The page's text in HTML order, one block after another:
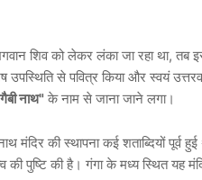
शिव को लेकर लंका जा रहा था, तब
से पवित्र किया और स्वयं
नाथ" के नाम से जाना जाने लगा।
मंदिर की स्थापना कई शताब्दियों पूर्व
पुष्टि की है। गंगा के मध्य स्थित यह